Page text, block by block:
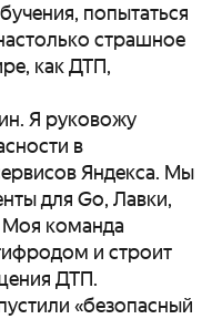
попытаться
страшное
как ДТП,
Я руковожу
в
Яндекса. Мы
для Go, Лавки,
Моя команда
и строит
ДТП.
«безопасный